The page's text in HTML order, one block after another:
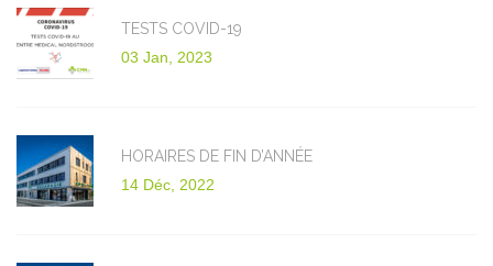
TESTS COVID-19
03 Jan, 2023
HORAIRES DE FIN D’ANNÉE
14 Déc, 2022